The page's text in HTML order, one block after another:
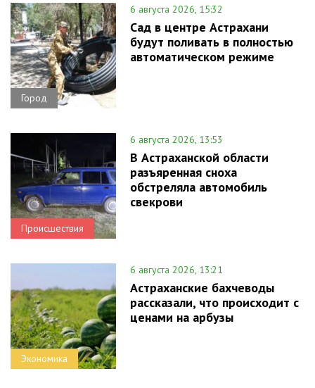
Город
6 августа 2026, 15:32
Сад в центре Астрахани
будут поливать в полностью
автоматическом режиме
Происшествия
6 августа 2026, 13:53
В Астраханской области
разъяренная сноха
обстреляла автомобиль
свекрови
Экономика
6 августа 2026, 13:21
Астраханские бахчеводы
рассказали, что происходит с
ценами на арбузы